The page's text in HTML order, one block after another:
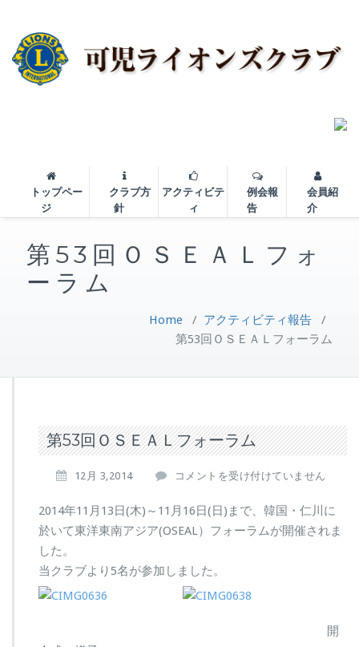
トップペー
ジ
クラブ方
針
アクティビテ
ィ
例会報
告
会員紹
介
第53回ＯＳＥＡＬフォ
ーラム
Home / アクティビティ報告 /
第53回ＯＳＥＡＬフォーラム
第53回ＯＳＥＡＬフォーラム
12月 3,2014
第
3
回
Ｏ
Ｅ
Ａ
Ｌ
コメントを受け付けていません
2014年11月13日(木)～11月16日(日)まで、韓国・仁川に
於いて東洋東南アジア(OSEAL）フォーラムが開催されま
した。
当クラブより5名が参加しました。
開